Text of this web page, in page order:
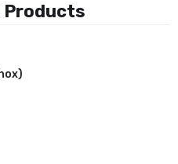
Products
terminales, codos,